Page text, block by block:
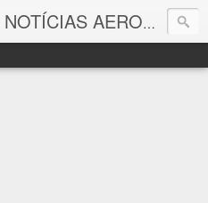
AVIAÇÃO FEDERAL - NOTÍCIAS AERONÁUTICAS & TECNOLOGIAS